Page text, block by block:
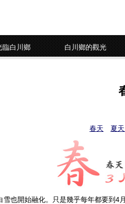
臨白川鄉 白川鄉的觀光
春天 夏天
也開始融化。只是幾乎每年都要到